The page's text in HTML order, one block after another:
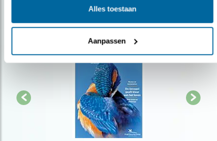
Alles toestaan
Aanpassen